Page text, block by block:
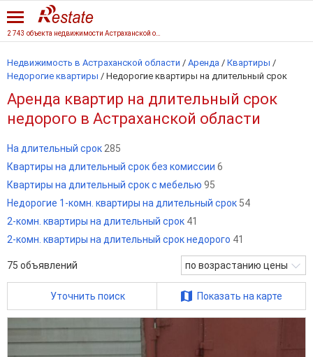
Недвижимость в Астраханской области / Аренда / Квартиры /
Недорогие квартиры / Недорогие квартиры на длительный срок
Аренда квартир на длительный срок
недорого в Астраханской области
На длительный срок 285
Квартиры на длительный срок без комиссии 6
Квартиры на длительный срок с мебелью 95
Недорогие 1-комн. квартиры на длительный срок 54
2-комн. квартиры на длительный срок 41
2-комн. квартиры на длительный срок недорого 41
75 объявлений по возрастанию цены
Уточнить поиск Показать на карте